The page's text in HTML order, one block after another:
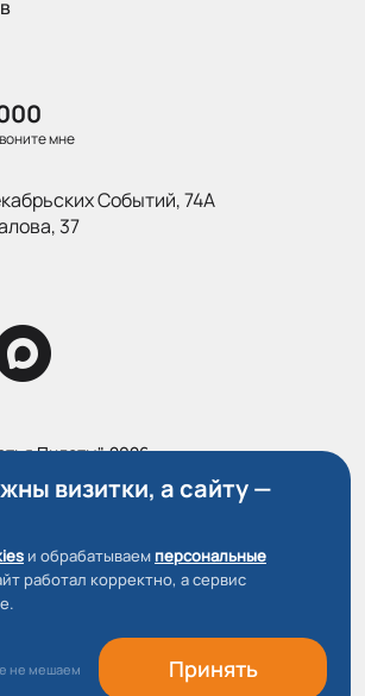
мне
Событий, 74А
37
Пилоты", 2026
соглашение
визитки, а сайту —
и обрабатываем персональные
работал корректно, а сервис
не мешаем Принять